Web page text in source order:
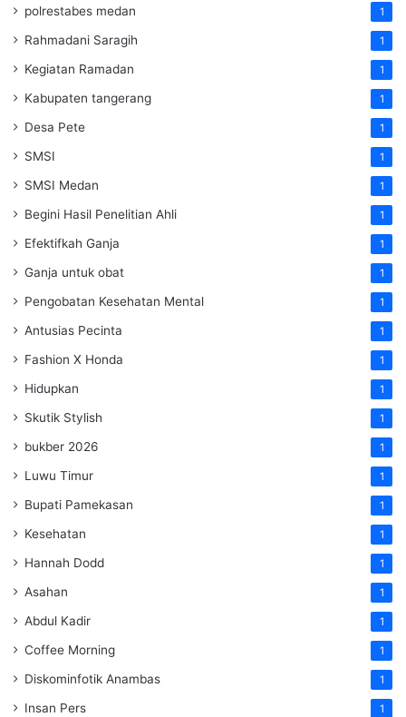
polrestabes medan 1
Rahmadani Saragih 1
Kegiatan Ramadan 1
Kabupaten tangerang 1
Desa Pete 1
SMSI 1
SMSI Medan 1
Begini Hasil Penelitian Ahli 1
Efektifkah Ganja 1
Ganja untuk obat 1
Pengobatan Kesehatan Mental 1
Antusias Pecinta 1
Fashion X Honda 1
Hidupkan 1
Skutik Stylish 1
bukber 2026 1
Luwu Timur 1
Bupati Pamekasan 1
Kesehatan 1
Hannah Dodd 1
Asahan 1
Abdul Kadir 1
Coffee Morning 1
Diskominfotik Anambas 1
Insan Pers 1